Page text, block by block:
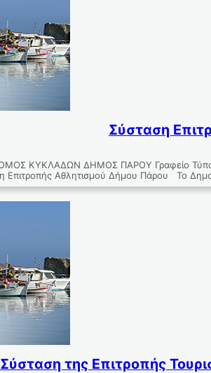
Σύσταση
ΚΥΚΛΑΔΩΝ ΔΗΜΟΣ ΠΑΡΟΥ Γραφείο
Επιτροπής Αθλητισμού Δήμου Πάρου Το
Σύσταση της Επιτροπής